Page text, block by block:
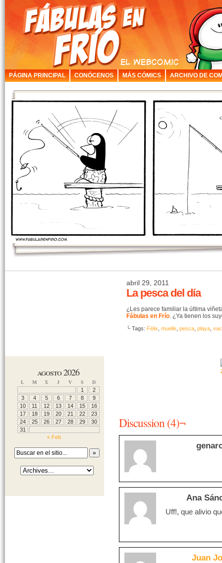
PÁGINA PRINCIPAL CONÓCENOS MÁS CÓMICS ARCHIVO DE
abril 29, 2011
La pesca del día
¿Les parece familiar la última
Fábulas en Frío. ¿Ya tienen los
└ Tags: Félix muelle pesca playa
agosto 2026
L M X J V S D
1
2
3
4 5 6 7 8
9
10
11 12 13 14 15
16
17
18 19 20 21 22
23
24
25 26 27 28 29
30
31
« Feb
Discussion (4)¬
Ana
Uff!, que alivio
Juan